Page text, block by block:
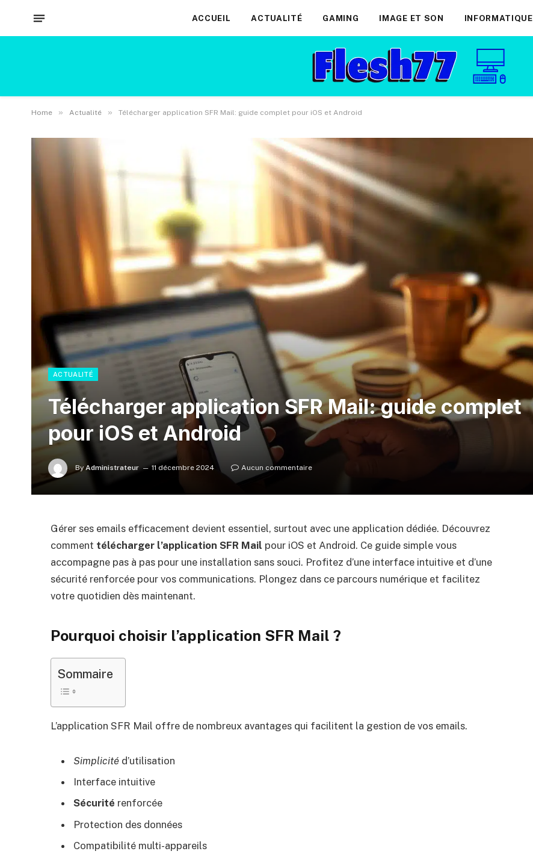
ACCUEIL ACTUALITÉ GAMING IMAGE ET SON INFORMATIQUE
Home » Actualité » Télécharger application SFR Mail: guide complet pour iOS et Android
ACTUALITÉ
Télécharger application SFR Mail: guide complet
pour iOS et Android
By Administrateur 11 décembre 2024 Aucun commentaire
Gérer ses emails efficacement devient essentiel, surtout avec une application dédiée. Découvrez
comment télécharger l’application SFR Mail pour iOS et Android. Ce guide simple vous
accompagne pas à pas pour une installation sans souci. Profitez d’une interface intuitive et d’une
sécurité renforcée pour vos communications. Plongez dans ce parcours numérique et facilitez
votre quotidien dès maintenant.
Pourquoi choisir l’application SFR Mail ?
Sommaire
L’application SFR Mail offre de nombreux avantages qui facilitent la gestion de vos emails.
Simplicité d’utilisation
Interface intuitive
Sécurité renforcée
Protection des données
Compatibilité multi-appareils